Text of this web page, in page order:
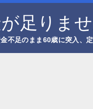
足りま
不足のまま60歳に突入、